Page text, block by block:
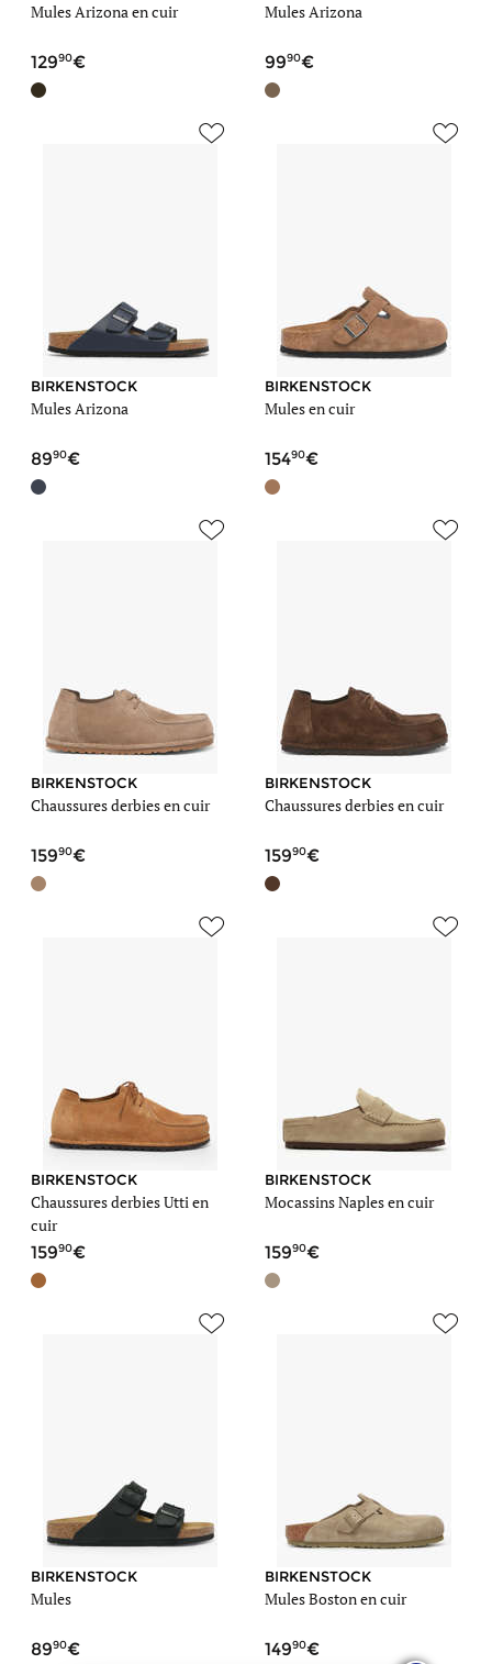
Mules Arizona en cuir
12990
Mules Arizona
9990
BIRKENSTOCK
Mules Arizona
8990
BIRKENSTOCK
Mules en cuir
15490
BIRKENSTOCK
Chaussures derbies en cuir
15990
BIRKENSTOCK
Chaussures derbies en cuir
15990
BIRKENSTOCK
Chaussures derbies Utti en
cuir
15990
BIRKENSTOCK
Mocassins Naples en cuir
15990
BIRKENSTOCK
Mules
8990
BIRKENSTOCK
Mules Boston en cuir
14990